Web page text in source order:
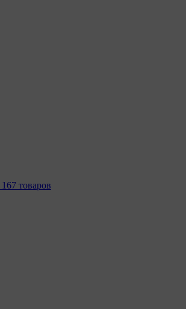
167 товаров